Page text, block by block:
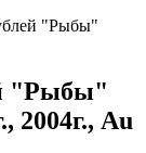
"Рыбы"
"Рыбы"
2004г., Au